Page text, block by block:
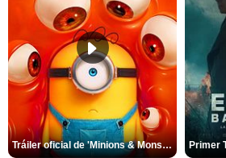
Tráiler oficial de 'Minions & Monstruos'